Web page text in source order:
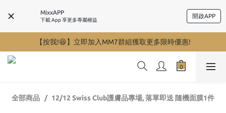
MixxAPP
下載 App 享更多專屬權益
開啟APP
【按我!😆】立即加入MM7群組獲取更多限時優惠!
全部商品 12/12 Swiss Club護膚品專場, 落單即送 隨機面膜1件